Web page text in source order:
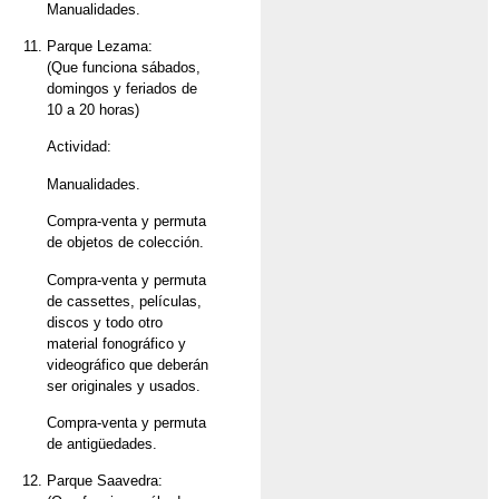
Manualidades.
Parque Lezama:
(Que funciona sábados,
domingos y feriados de
10 a 20 horas)
Actividad:
Manualidades.
Compra-venta y permuta
de objetos de colección.
Compra-venta y permuta
de cassettes, películas,
discos y todo otro
material fonográfico y
videográfico que deberán
ser originales y usados.
Compra-venta y permuta
de antigüedades.
Parque Saavedra: